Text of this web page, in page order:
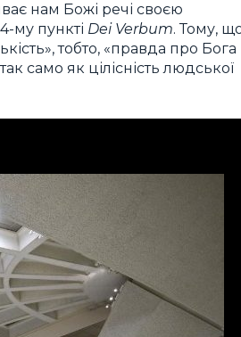
нам Божі речі своєю
му пункті Dei Verbum. Тому,
тобто, «правда про Бога
само як цілісність людської